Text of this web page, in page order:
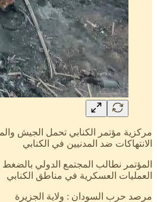
مركزية مؤتمر الكنابي تحمل الجيش
الانتهاكات ضد المدنيين في الكنابي
المؤتمر نطالب المجتمع الدولي
العمليات العسكرية في مناطق الكنابي
مرصد حرب السودان : ولاية الجزيرة